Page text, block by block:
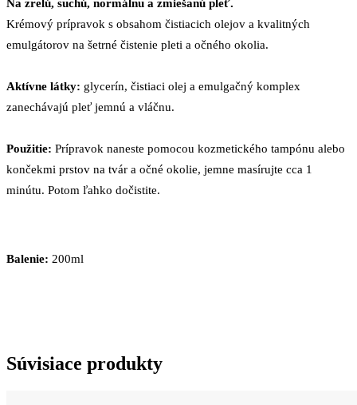
Na zrelú, suchú, normálnu a zmiešanú pleť.
Krémový prípravok s obsahom čistiacich olejov a kvalitných
emulgátorov na šetrné čistenie pleti a očného okolia.
Aktívne látky: glycerín, čistiaci olej a emulgačný komplex
zanechávajú pleť jemnú a vláčnu.
Použitie: Prípravok naneste pomocou kozmetického tampónu alebo
končekmi prstov na tvár a očné okolie, jemne masírujte cca 1
minútu. Potom ľahko dočistite.
Balenie: 200ml
Súvisiace produkty